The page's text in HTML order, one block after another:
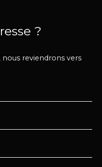
?
reviendrons vers